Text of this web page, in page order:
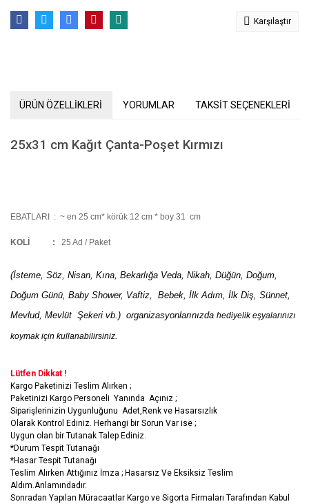
Karşılaştır
ÜRÜN ÖZELLİKLERİ YORUMLAR TAKSİT SEÇENEKLERİ
25x31 cm Kağıt Çanta-Poşet Kırmızı
EBATLARI : ~ en 25 cm* körük 12 cm * boy 31 cm
KOLİ : 25 Ad / Paket
(İsteme, Söz, Nisan, Kına, Bekarlığa Veda, Nikah, Düğün, Doğum,
Doğum Günü, Baby Shower, Vaftiz, Bebek, İlk Adım, İlk Diş, Sünnet,
Mevlud, Mevlüt Şekeri vb.) organizasyonlarınızda hediyelik eşyalarınızı
koymak için kullanabilirsiniz.
Lütfen Dikkat !
Kargo Paketinizi Teslim Alırken ;
Paketinizi Kargo Personeli Yanında Açınız ;
Siparişlerinizin Uygunluğunu Adet,Renk ve Hasarsızlık
Olarak Kontrol Ediniz. Herhangi bir Sorun Var ise ;
Uygun olan bir Tutanak Talep Ediniz.
*Durum Tespit Tutanağı
*Hasar Tespit Tutanağı
Teslim Alırken Attığınız İmza ; Hasarsız Ve Eksiksiz Teslim
Aldım.Anlamındadır.
Sonradan Yapılan Müracaatlar Kargo ve Sigorta Firmaları Tarafından Kabul